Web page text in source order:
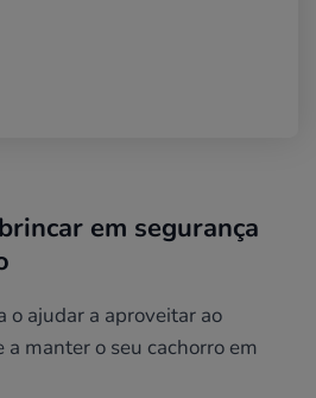
em segurança
o ajudar a aproveitar ao
manter o seu cachorro em